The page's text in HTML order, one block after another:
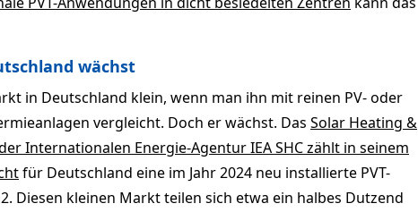
wächst
in Deutschland klein, wenn man ihn mit reinen PV- oder
vergleicht. Doch er wächst. Das Solar Heating &
Internationalen Energie-Agentur IEA SHC zählt in seinem
für Deutschland eine im Jahr 2024 neu installierte PVT-
Diesen kleinen Markt teilen sich etwa ein halbes Dutzend